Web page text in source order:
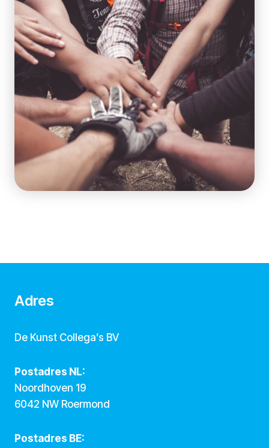
Adres
De Kunst Collega’s BV
Postadres NL:
Noordhoven 19
6042 NW Roermond
Postadres BE: